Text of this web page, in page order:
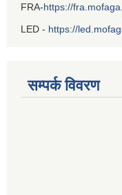
FRA-https://
LED - https://
सम्पर्क विवरण